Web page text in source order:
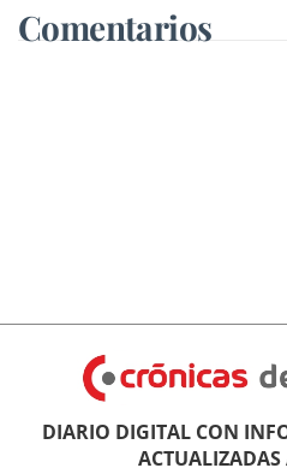
Comentarios
DIARIO DIGITAL CON